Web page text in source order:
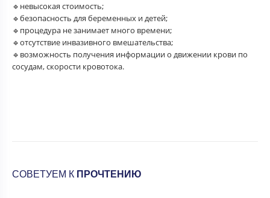
🔹невысокая стоимость;
🔹безопасность для беременных и детей;
🔹процедура не занимает много времени;
🔹отсутствие инвазивного вмешательства;
🔹возможность получения информации о движении крови по
сосудам, скорости кровотока.
СОВЕТУЕМ К ПРОЧТЕНИЮ